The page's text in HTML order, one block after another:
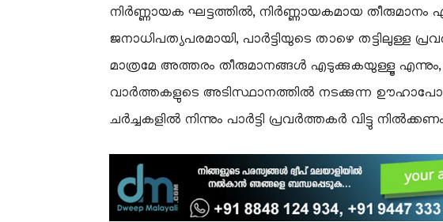
നിർണ്ണായക ഘട്ടത്തിൽ, നിർണ്ണായകമായ തീരുമാനം
ജനാധിപത്യപരമായി, പാർട്ടിയുടെ താഴെ തട്ടിലുള്ള
മാത്രമേ അത്തരം തീരുമാനങ്ങൾ എടുക്കുകയുള്ളൂ
വാർത്തകളുടെ അടിസ്ഥാനത്തിൽ നടക്കുന്ന
ചർച്ചകളിൽ നിന്നും പാർട്ടി പ്രവർത്തകർ വിട്ടു